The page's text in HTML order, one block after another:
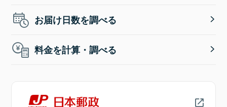
お届け日数を調べる
料金を計算・調べる